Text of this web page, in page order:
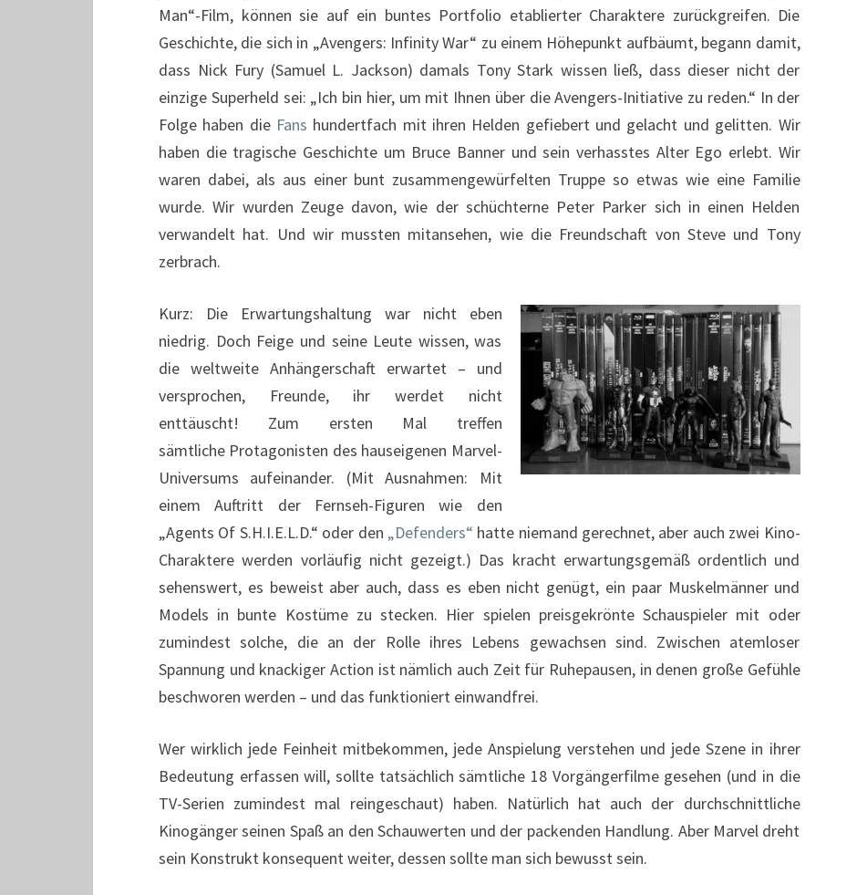
Man“-Film, können sie auf ein buntes Portfolio etablierter Charaktere zurückgreifen. Die
Geschichte, die sich in „Avengers: Infinity War“ zu einem Höhepunkt aufbäumt, begann damit,
dass Nick Fury (Samuel L. Jackson) damals Tony Stark wissen ließ, dass dieser nicht der
einzige Superheld sei: „Ich bin hier, um mit Ihnen über die Avengers-Initiative zu reden.“ In der
Folge haben die Fans hundertfach mit ihren Helden gefiebert und gelacht und gelitten. Wir
haben die tragische Geschichte um Bruce Banner und sein verhasstes Alter Ego erlebt. Wir
waren dabei, als aus einer bunt zusammengewürfelten Truppe so etwas wie eine Familie
wurde. Wir wurden Zeuge davon, wie der schüchterne Peter Parker sich in einen Helden
verwandelt hat. Und wir mussten mitansehen, wie die Freundschaft von Steve und Tony
zerbrach.
Kurz: Die Erwartungshaltung war nicht eben
niedrig. Doch Feige und seine Leute wissen, was
die weltweite Anhängerschaft erwartet – und
versprochen, Freunde, ihr werdet nicht
enttäuscht! Zum ersten Mal treffen
sämtliche Protagonisten des hauseigenen Marvel-
Universums aufeinander. (Mit Ausnahmen: Mit
einem Auftritt der Fernseh-Figuren wie den
„Agents Of S.H.I.E.L.D.“ oder den „Defenders“ hatte niemand gerechnet, aber auch zwei Kino-
Charaktere werden vorläufig nicht gezeigt.) Das kracht erwartungsgemäß ordentlich und
sehenswert, es beweist aber auch, dass es eben nicht genügt, ein paar Muskelmänner und
Models in bunte Kostüme zu stecken. Hier spielen preisgekrönte Schauspieler mit oder
zumindest solche, die an der Rolle ihres Lebens gewachsen sind. Zwischen atemloser
Spannung und knackiger Action ist nämlich auch Zeit für Ruhepausen, in denen große Gefühle
beschworen werden – und das funktioniert einwandfrei.
Wer wirklich jede Feinheit mitbekommen, jede Anspielung verstehen und jede Szene in ihrer
Bedeutung erfassen will, sollte tatsächlich sämtliche 18 Vorgängerfilme gesehen (und in die
TV-Serien zumindest mal reingeschaut) haben. Natürlich hat auch der durchschnittliche
Kinogänger seinen Spaß an den Schauwerten und der packenden Handlung. Aber Marvel dreht
sein Konstrukt konsequent weiter, dessen sollte man sich bewusst sein.